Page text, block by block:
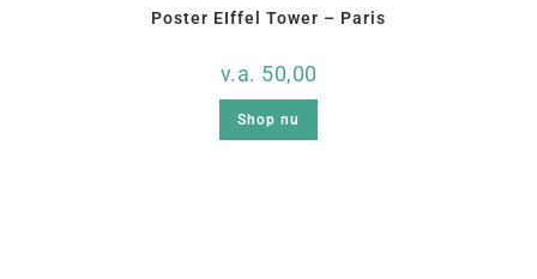
Poster EIffel Tower – Paris
v.a. 50,00
Shop nu